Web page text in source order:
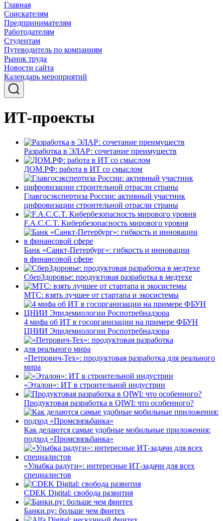
Главная
Соискателям
Предпринимателям
Работодателям
Студентам
Путеводитель по компаниям
Рынок труда
Новости сайта
Календарь мероприятий
ИТ-проекты
Разработка в ЭЛАР: сочетание преимуществ
ДОМ.РФ: работа в ИТ со смыслом
Главгосэкспертиза России: активный участник
цифровизации строительной отрасли страны
F.A.C.C.T. Кибербезопасность мирового уровня
Банк «Санкт-Петербург»: гибкость и инновации
в финансовой сфере
СберЗдоровье: продуктовая разработка в медтехе
МТС: взять лучшее от стартапа и экосистемы
4 мифа об ИТ в госорганизации на примере ФБУН
ЦНИИ Эпидемиологии Роспотребнадзора
«Петрович-Тех»: продуктовая разработка для реального
мира
«Эталон»: ИТ в строительной индустрии
Продуктовая разработка в QIWI: что особенного?
Как делаются самые удобные мобильные приложения:
подход «Промсвязьбанка»
«Улыбка радуги»: интересные ИТ-задачи для всех
специалистов
CDEK Digital: свобода развития
Банки.ру: больше чем финтех